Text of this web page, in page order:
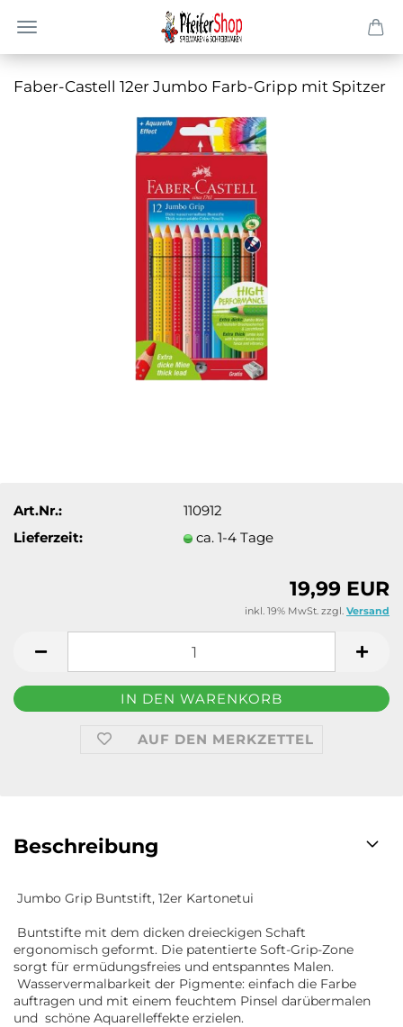
Faber-​Castell 12er Jumbo Farb-​Gripp mit Spit­zer
Art.Nr.:
110912
Lieferzeit:
ca. 1-4 Tage
19,99 EUR
inkl. 19% MwSt. zzgl. Versand
AUF DEN MERKZETTEL
Beschreibung
Jumbo Grip Buntstift, 12er Kartonetui
Buntstifte mit dem dicken dreieckigen Schaft
ergonomisch geformt. Die patentierte Soft-Grip-Zone
sorgt für ermüdungsfreies und entspanntes Malen.
Wasservermalbarkeit der Pigmente: einfach die Farbe
auftragen und mit einem feuchtem Pinsel darübermalen
und schöne Aquarelleffekte erzielen.